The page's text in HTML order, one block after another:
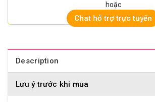
hoặc
Chat hỗ trợ trực tuyến
Description
Lưu ý trước khi mua